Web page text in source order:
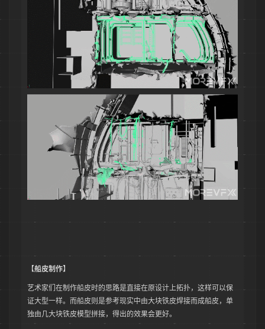
【船皮制作】
艺术家们在制作船皮时的思路是直接在原设计上拓扑，这样可以保
证大型一样。而船皮则是参考现实中由大块铁皮焊接而成船皮，单
独由几大块铁皮模型拼接，得出的效果会更好。